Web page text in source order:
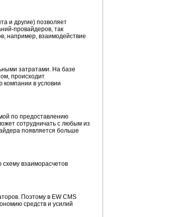
и другие) позволяет
провайдеров, так
например, взаимодействие
затратами. На базе
происходит
компании в условии
по предоставлению
сотрудничать с любым из
появляется больше
взаиморасчетов
Поэтому в EW CMS
средств и усилий